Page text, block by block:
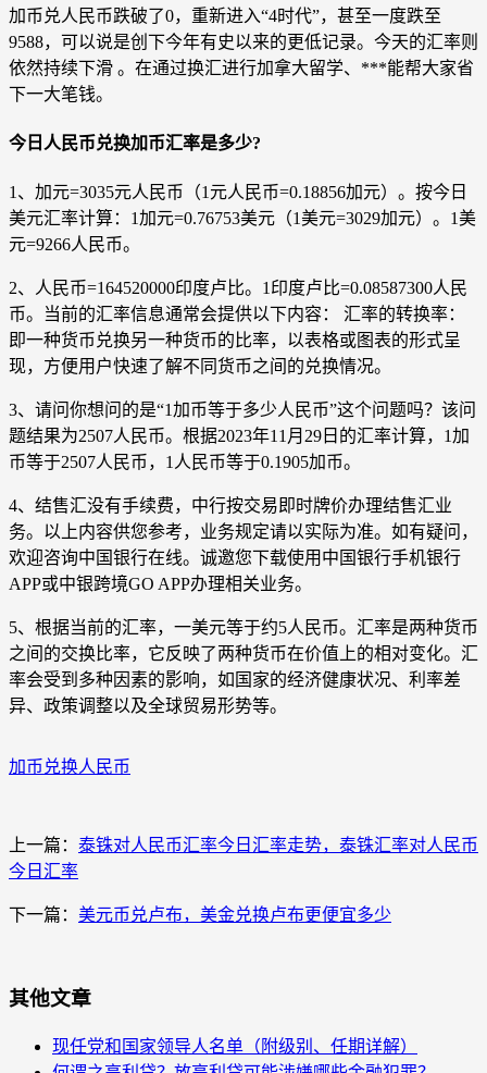
加币兑人民币跌破了0，重新进入“4时代”，甚至一度跌至
9588，可以说是创下今年有史以来的更低记录。今天的汇率则
依然持续下滑 。在通过换汇进行加拿大留学、***能帮大家省
下一大笔钱。
今日人民币兑换加币汇率是多少?
1、加元=3035元人民币（1元人民币=0.18856加元）。按今日
美元汇率计算：1加元=0.76753美元（1美元=3029加元）。1美
元=9266人民币。
2、人民币=164520000印度卢比。1印度卢比=0.08587300人民
币。当前的汇率信息通常会提供以下内容： 汇率的转换率：
即一种货币兑换另一种货币的比率，以表格或图表的形式呈
现，方便用户快速了解不同货币之间的兑换情况。
3、请问你想问的是“1加币等于多少人民币”这个问题吗？该问
题结果为2507人民币。根据2023年11月29日的汇率计算，1加
币等于2507人民币，1人民币等于0.1905加币。
4、结售汇没有手续费，中行按交易即时牌价办理结售汇业
务。以上内容供您参考，业务规定请以实际为准。如有疑问，
欢迎咨询中国银行在线。诚邀您下载使用中国银行手机银行
APP或中银跨境GO APP办理相关业务。
5、根据当前的汇率，一美元等于约5人民币。汇率是两种货币
之间的交换比率，它反映了两种货币在价值上的相对变化。汇
率会受到多种因素的影响，如国家的经济健康状况、利率差
异、政策调整以及全球贸易形势等。
加币兑换人民币
上一篇： 泰铢对人民币汇率今日汇率走势，泰铢汇率对人民币
今日汇率
下一篇： 美元币兑卢布，美金兑换卢布更便宜多少
其他文章
现任党和国家领导人名单（附级别、任期详解）